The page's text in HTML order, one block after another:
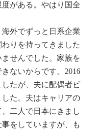
がある。やはり国全
外でずっと日系企業
りを持ってきました
せんでした。家族を
ないからです。2016
たが、夫に配偶者ビ
た。夫はキャリアの
二人で日本にきまし
をしていますが、も